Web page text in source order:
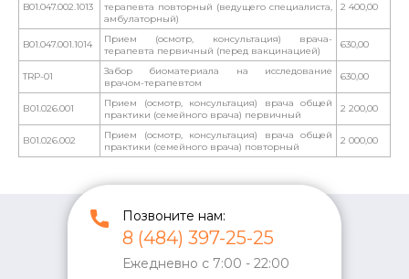
B01.047.002.1013
терапевта повторный (ведущего специалиста,
амбулаторный)
2 400,00
B01.047.001.1014
Прием (осмотр, консультация) врача-
терапевта первичный (перед вакцинацией)
630,00
TRP-01
Забор биоматериала на исследование
врачом-терапевтом
630,00
В01.026.001
Прием (осмотр, консультация) врача общей
практики (семейного врача) первичный
2 200,00
В01.026.002
Прием (осмотр, консультация) врача общей
практики (семейного врача) повторный
2 000,00
Позвоните нам:
8 (484) 397-25-25
Ежедневно с 7:00 - 22:00